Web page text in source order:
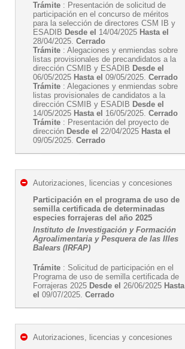
Trámite : Presentación de solicitud de
participación en el concurso de méritos
para la selección de directores CSM IB y
ESADIB Desde el 14/04/2025 Hasta el
28/04/2025. Cerrado
Trámite : Alegaciones y enmiendas sobre
listas provisionales de precandidatos a la
dirección CSMIB y ESADIB Desde el
06/05/2025 Hasta el 09/05/2025. Cerrado
Trámite : Alegaciones y enmiendas sobre
listas provisionales de candidatos a la
dirección CSMIB y ESADIB Desde el
14/05/2025 Hasta el 16/05/2025. Cerrado
Trámite : Presentación del proyecto de
dirección Desde el 22/04/2025 Hasta el
09/05/2025. Cerrado
Autorizaciones, licencias y concesiones
Participación en el programa de uso de
semilla certificada de determinadas
especies forrajeras del año 2025
Instituto de Investigación y Formación
Agroalimentaria y Pesquera de las Illes
Balears (IRFAP)
Trámite : Solicitud de participación en el
Programa de uso de semilla certificada de
Forrajeras 2025 Desde el 26/06/2025 Hasta
el 09/07/2025. Cerrado
Autorizaciones, licencias y concesiones